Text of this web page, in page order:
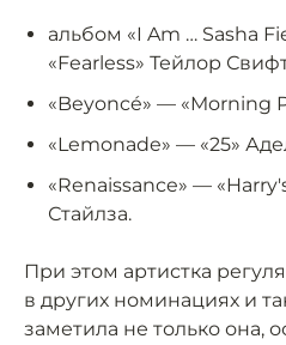
альбом «I Am … Sasha
«Fearless» Тейлор
«Beyoncé» — «Morning
«Lemonade» — «25»
«Renaissance» —
Стайлза.
При этом артистка
в других номинациях и
заметила не только она,